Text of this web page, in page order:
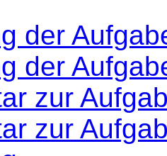
der
der
zur
zur